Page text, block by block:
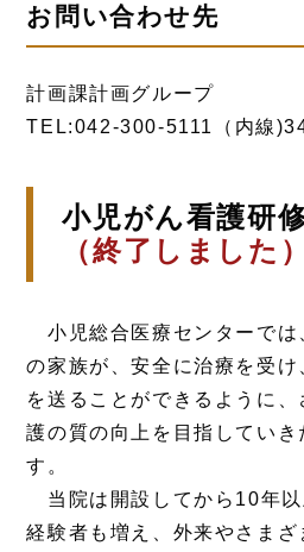
お問い合わせ先
計画課計画グループ
TEL:042-300-5111（内線
小児がん看護研
（終了しました）
小児総合医療センターでは
の家族が、安全に治療を受
を送ることができるように
護の質の向上を目指していき
す。
当院は開設してから10年以
経験者も増え、外来やさまざ